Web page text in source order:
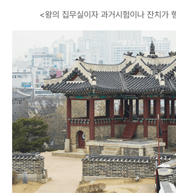
<왕의 집무실이자 과거시험이나 잔치가